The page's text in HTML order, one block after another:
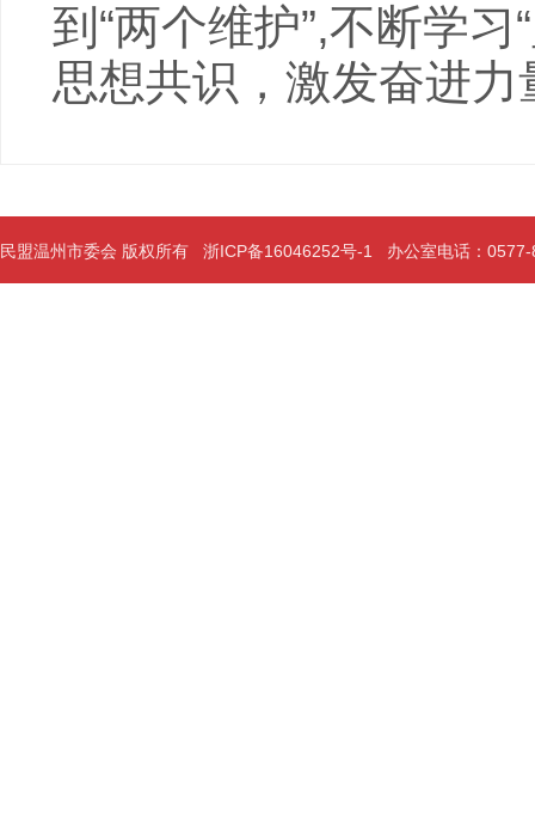
到“两个维护”,不断学
思想共识，激发奋进力
民盟温州市委会 版权所有 浙ICP备16046252号-1 办公室电话：